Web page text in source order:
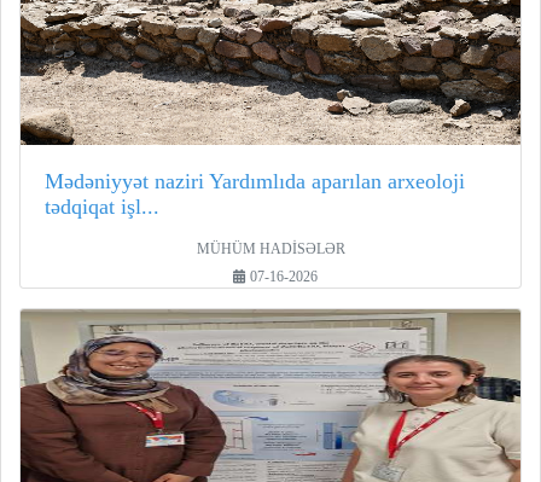
Mədəniyyət naziri Yardımlıda aparılan arxeoloji
tədqiqat işl...
MÜHÜM HADİSƏLƏR
07-16-2026